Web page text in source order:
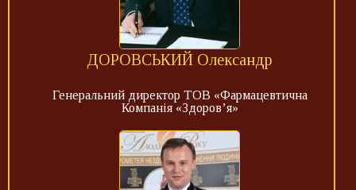
ДОРОВСЬКИЙ Олександр
Генеральний директор ТОВ «Фармацевтична
Компанія «Здоров’я»